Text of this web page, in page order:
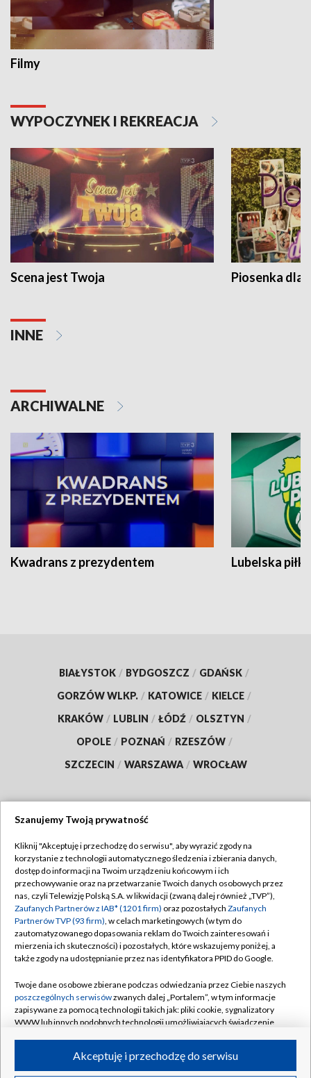
Filmy
WYPOCZYNEK I REKREACJA
Scena jest Twoja Piosenka dla
INNE
ARCHIWALNE
Kwadrans z prezydentem Lubelska piłka
BIAŁYSTOK / BYDGOSZCZ / GDAŃSK /
GORZÓW WLKP. / KATOWICE / KIELCE /
KRAKÓW / LUBLIN / ŁÓDŹ / OLSZTYN /
OPOLE / POZNAŃ / RZESZÓW /
SZCZECIN / WARSZAWA / WROCŁAW
TVP
Abonament TVP
Emisja w TVP
Centrum informacji TVP
Naziemna Telewizja Cyfrowa
Rada Programowa
System NOS
Informacje o nadawcy
Program dla prasy
Regulamin TVP
Polityka prywatności
Moje zgody
Pomoc
Kontakt
Kanały
Szanujemy Twoją prywatność
Kliknij "Akceptuję i przechodzę do serwisu", aby wyrazić zgody na
korzystanie z technologii automatycznego śledzenia i zbierania danych,
dostęp do informacji na Twoim urządzeniu końcowym i ich
przechowywanie oraz na przetwarzanie Twoich danych osobowych przez
nas, czyli Telewizję Polską S.A. w likwidacji (zwaną dalej również „TVP”),
Zaufanych Partnerów z IAB* (1201 firm) oraz pozostałych Zaufanych
Partnerów TVP (93 firm), w celach marketingowych (w tym do
zautomatyzowanego dopasowania reklam do Twoich zainteresowań i
mierzenia ich skuteczności) i pozostałych, które wskazujemy poniżej, a
także zgody na udostępnianie przez nas identyfikatora PPID do Google.
Twoje dane osobowe zbierane podczas odwiedzania przez Ciebie naszych
poszczególnych serwisówzwanych dalej „Portalem”, w tym informacje
zapisywane za pomocą technologii takich jak: pliki cookie, sygnalizatory
WWW lub innych podobnych technologii umożliwiających świadczenie
ruchu w Internecie.Akceptuję i przechodzę do serwisu